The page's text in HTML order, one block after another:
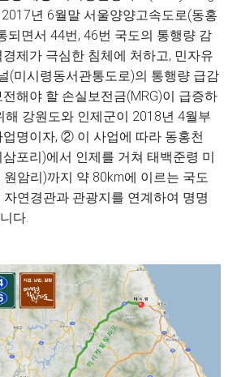
년 6월말 서울양양고속도로(동홍
되면서 44번, 46번 국도의 통행량 감
제가 극심한 침체에 처하고, 민자유
(미시령동서관통도로)의 통행량 급감
해야 할 손실보전금(MRG)이 급증하
해 강원도와 인제군이 2018년 4월부
명이자, ② 이 사업에 따라 동홍천
포리)에서 인제를 거쳐 태백준령 미
암리)까지 약 80km에 이르는 국도
자연경관과 관광지를 연계하여 명명
다.